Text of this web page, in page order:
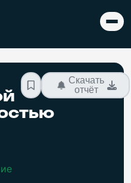
Скачать
отчёт